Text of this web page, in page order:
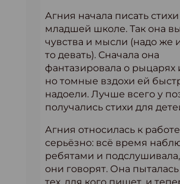
Агния начала писать
младшей школе. Так она
чувства и мысли (надо же
то девать). Сначала она
фантазировала о рыцарях
но томные вздохи ей
надоели. Лучше всего у
получались стихи для
Агния относилась к работе
серьёзно: всё время
ребятами и
они говорят. Она
тех, для кого пишет, и